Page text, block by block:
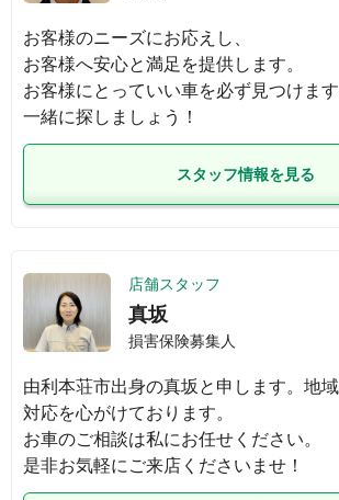
お客様のニーズにお応えし、
お客様へ安心と満足を提供します。
お客様にとっていい車を必ず見つけます
一緒に探しましょう！
スタッフ情報を見る
店舗スタッフ
真坂
損害保険募集人
由利本荘市出身の真坂と申します。地
対応を心がけております。
お車のご相談は私にお任せください。
是非お気軽にご来店くださいませ！